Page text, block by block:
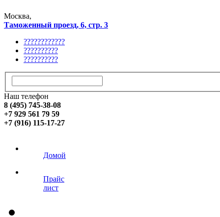
Москва,
Таможенный проезд, 6, стр. 3
????????????
??????????
??????????
Наш телефон
8 (495) 745-38-08
+7 929 561 79 59
+7 (916) 115-17-27
Домой
Прайс
лист